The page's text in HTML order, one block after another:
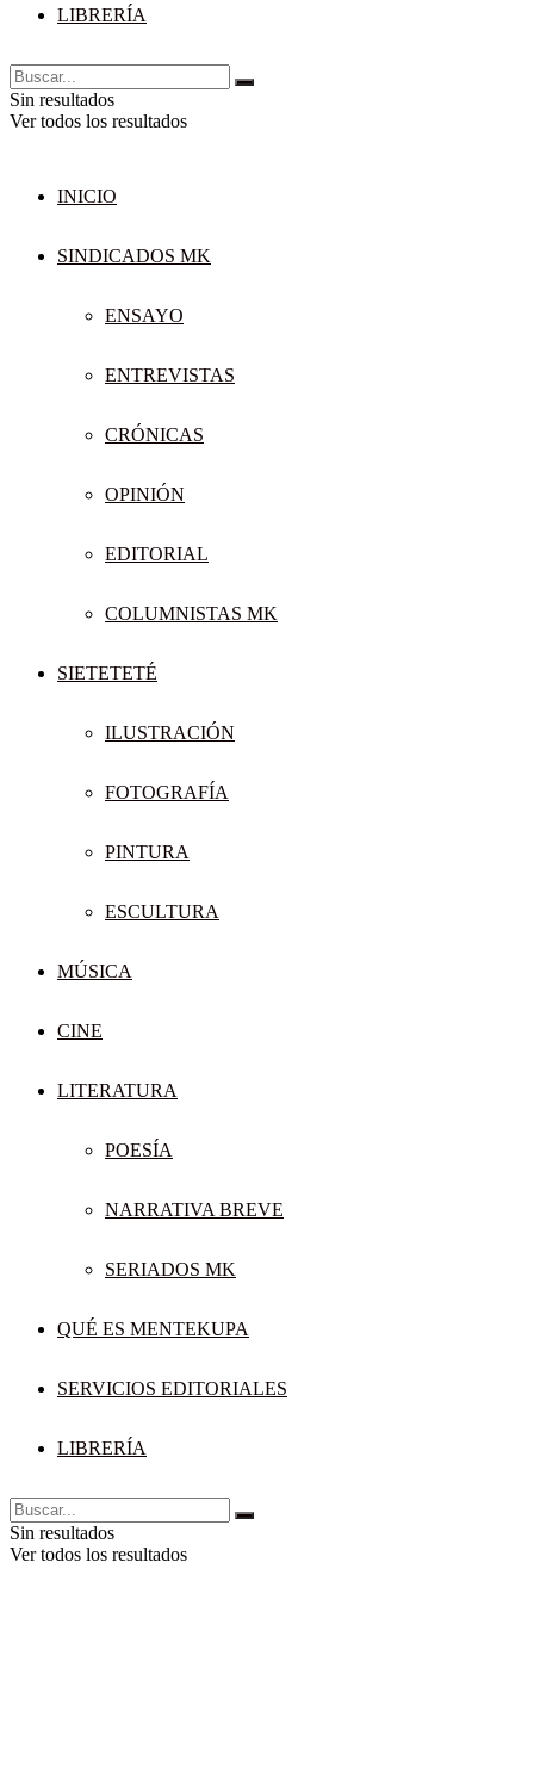
LIBRERÍA
Sin resultados
Ver todos los resultados
INICIO
SINDICADOS MK
ENSAYO
ENTREVISTAS
CRÓNICAS
OPINIÓN
EDITORIAL
COLUMNISTAS MK
SIETETETÉ
ILUSTRACIÓN
FOTOGRAFÍA
PINTURA
ESCULTURA
MÚSICA
CINE
LITERATURA
POESÍA
NARRATIVA BREVE
SERIADOS MK
QUÉ ES MENTEKUPA
SERVICIOS EDITORIALES
LIBRERÍA
Sin resultados
Ver todos los resultados